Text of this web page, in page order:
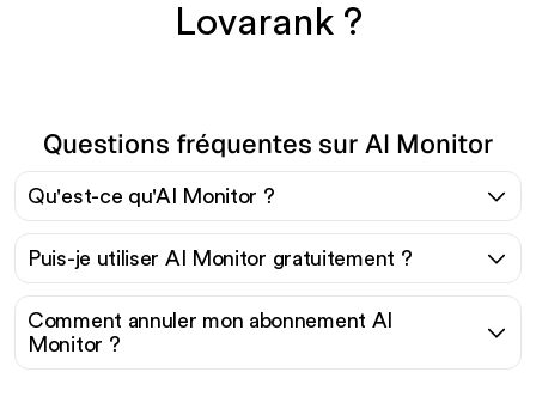
Lovarank ?
Questions fréquentes sur AI Monitor
Qu'est-ce qu'AI Monitor ?
Puis-je utiliser AI Monitor gratuitement ?
Comment annuler mon abonnement AI
Monitor ?